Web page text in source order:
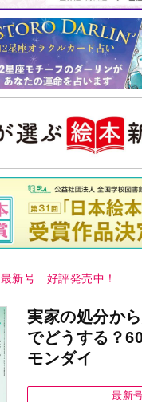
最新号 好評発売中！
実家の処分か
でどうする？
モンダイ
最新